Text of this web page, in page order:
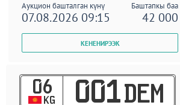
Аукцион башталган күнү Баштапкы баа
07.08.2026 09:15 42 000
06
KG 001 DEM